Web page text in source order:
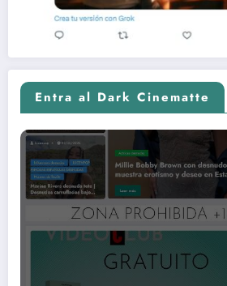
Entra al Dark Cinematte